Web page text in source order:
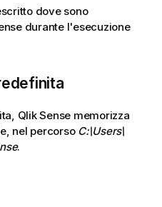
dove sono
durante l'esecuzione
Qlik Sense memorizza
nel percorso C:\Users\
.